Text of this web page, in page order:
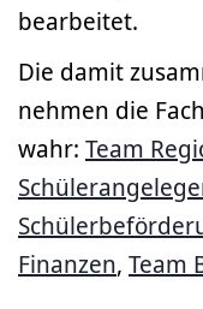
bearbeitet.
Die damit
nehmen die
wahr: Team
Finanzen, Team